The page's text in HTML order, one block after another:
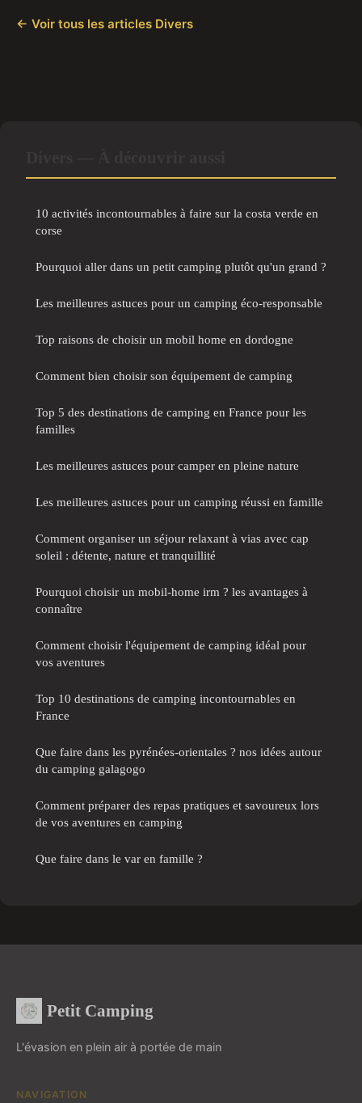
← Voir tous les articles Divers
10 activités incontournables à faire sur la costa verde en
corse
Pourquoi aller dans un petit camping plutôt qu'un grand ?
Les meilleures astuces pour un camping éco-responsable
Top raisons de choisir un mobil home en dordogne
Comment bien choisir son équipement de camping
Top 5 des destinations de camping en France pour les
familles
Les meilleures astuces pour camper en pleine nature
Les meilleures astuces pour un camping réussi en famille
Comment organiser un séjour relaxant à vias avec cap
soleil : détente, nature et tranquillité
Pourquoi choisir un mobil-home irm ? les avantages à
connaître
Comment choisir l'équipement de camping idéal pour
vos aventures
Top 10 destinations de camping incontournables en
France
Que faire dans les pyrénées-orientales ? nos idées autour
du camping galagogo
Comment préparer des repas pratiques et savoureux lors
de vos aventures en camping
Que faire dans le var en famille ?
Petit Camping
L'évasion en plein air à portée de main
NAVIGATION